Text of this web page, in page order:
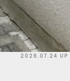
2026.07.24 UP